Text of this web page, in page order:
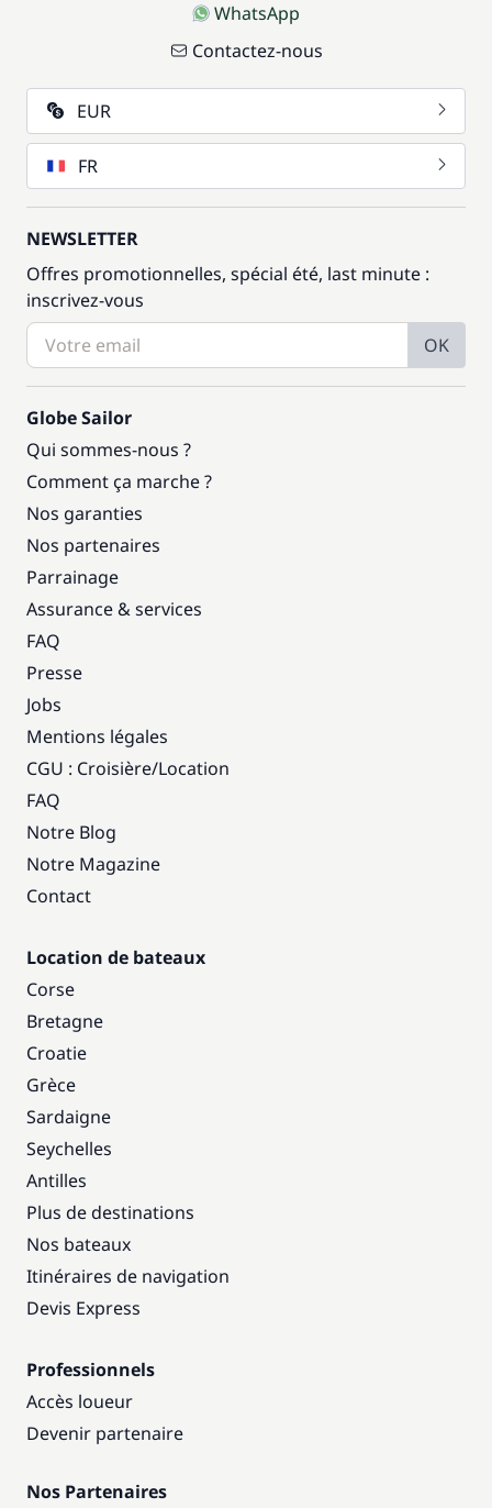
WhatsApp
Contactez-nous
EUR
FR
NEWSLETTER
Offres promotionnelles, spécial été, last minute :
inscrivez-vous
OK
Globe Sailor
Qui sommes-nous ?
Comment ça marche ?
Nos garanties
Nos partenaires
Parrainage
Assurance & services
FAQ
Presse
Jobs
Mentions légales
CGU : Croisière/Location
FAQ
Notre Blog
Notre Magazine
Contact
Location de bateaux
Corse
Bretagne
Croatie
Grèce
Sardaigne
Seychelles
Antilles
Plus de destinations
Nos bateaux
Itinéraires de navigation
Devis Express
Professionnels
Accès loueur
Devenir partenaire
Nos Partenaires